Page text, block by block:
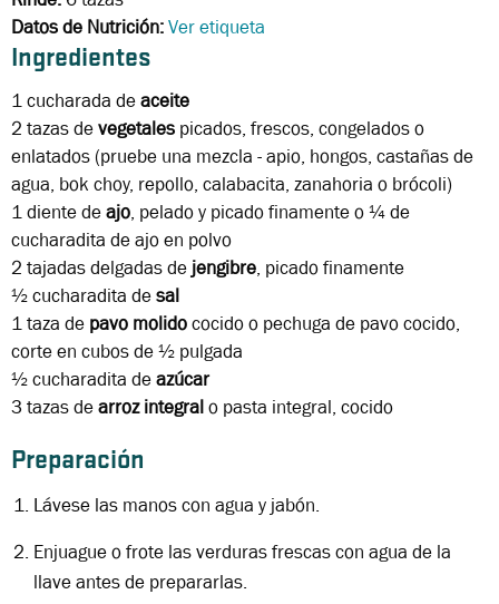
Datos de Nutrición:Ver etiqueta
Ingredientes
1 cucharada deaceite
2 tazasdevegetales picados, frescos, congelados o
enlatados (pruebe una mezcla - apio, hongos, castañas de
agua, bok choy, repollo, calabacita, zanahoria o brócoli)
1diente deajo, pelado y picado finamente o ¼ de
cucharadita de ajo en polvo
2 tajadas delgadas de jengibre, picado finamente
½ cucharadita desal
1 taza de pavo molidococido o pechuga de pavo cocido,
corte en cubos de ½ pulgada
½ cucharadita deazúcar
3 tazasdearroz integralo pasta integral, cocido
Preparación
Lávese las manos con agua y jabón.
Enjuague o frote las verduras frescas con agua de la
llave antes de prepararlas.